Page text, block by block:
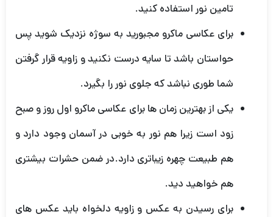
تامین نور استفاده کنید.
برای عکاسی ماکرو مجبورید به سوژه نزدیک شوید پس
حواستان باشد تا سایه درست نکنید و زاویه قرار گرفتن
شما طوری نباشد که جلوی نور را بگیرد.
یکی از بهترین زمان ها برای عکاسی ماکرو اول روز و صبح
زود است زیرا هم نور به خوبی در آسمان وجود دارد و
هم طبیعت چهره زیباتری دارد.در ضمن حشرات بیشتری
هم خواهید دید.
برای رسیدن به عکس و زاویه دلخواه باید عکس های